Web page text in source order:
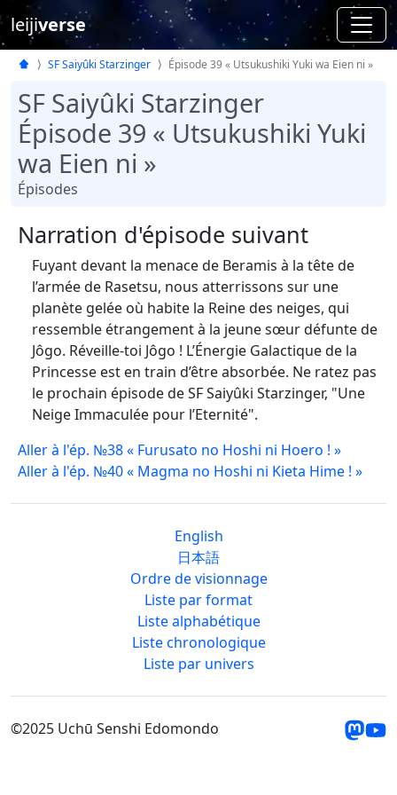
leijiverse
SF Saiyûki Starzinger Épisode 39 « Utsukushiki Yuki wa Eien ni »
SF Saiyûki Starzinger
Épisode 39 « Utsukushiki Yuki
wa Eien ni »
Épisodes
Narration d'épisode suivant
Fuyant devant la menace de Beramis à la tête de
l’armée de Rasetsu, nous atterrissons sur une
planète gelée où habite la Reine des neiges, qui
ressemble étrangement à la jeune sœur défunte de
Jôgo. Réveille-toi Jôgo ! L’Énergie Galactique de la
Princesse est en train d’être absorbée. Ne ratez pas
le prochain épisode de SF Saiyûki Starzinger, "Une
Neige Immaculée pour l’Eternité".
Aller à l'ép. №38 « Furusato no Hoshi ni Hoero ! »
Aller à l'ép. №40 « Magma no Hoshi ni Kieta Hime ! »
English
日本語
Ordre de visionnage
Liste par format
Liste alphabétique
Liste chronologique
Liste par univers
©2025 Uchū Senshi Edomondo